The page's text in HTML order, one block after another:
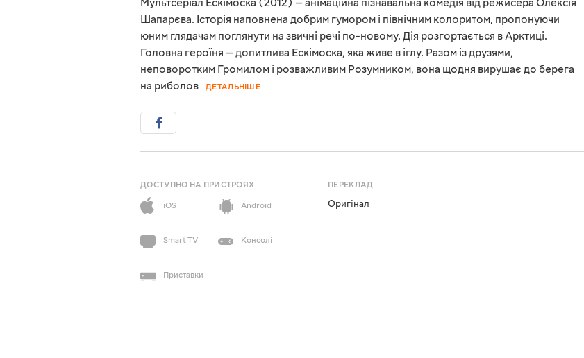
Мультсеріал Ескімоска (2012) — анімаційна пізнавальна комедія від режисера Олексія
Шапарєва. Історія наповнена добрим гумором і північним колоритом, пропонуючи
юним глядачам поглянути на звичні речі по-новому. Дія розгортається в Арктиці.
Головна героїня — допитлива Ескімоска, яка живе в іглу. Разом із друзями,
неповоротким Громилом і розважливим Розумником, вона щодня вирушає до берега
на риболов
ДЕТАЛЬНІШЕ
ДОСТУПНО НА ПРИСТРОЯХ
iOS
Android
Smart TV Консолі
Приставки
ПЕРЕКЛАД
Оригінал